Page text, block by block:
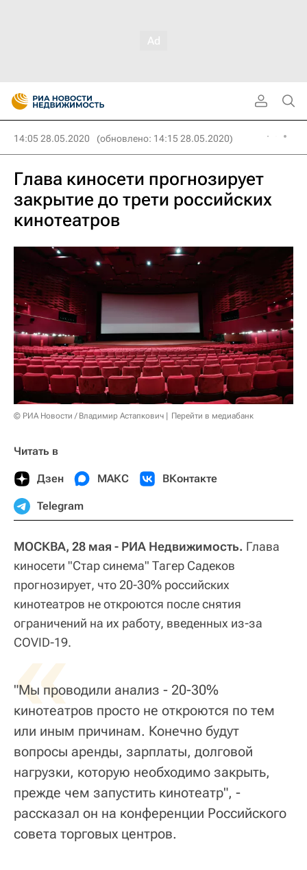
14:05 28.05.2020 (обновлено: 14:15 28.05.2020)
Глава киносети прогнозирует
закрытие до трети российских
кинотеатров
© РИА Новости / Владимир Астапкович Перейти в медиабанк
Читать в
Дзен МАКС ВКонтакте
Telegram
МОСКВА, 28 мая - РИА Недвижимость. Глава
киносети "Стар синема" Тагер Садеков
прогнозирует, что 20-30% российских
кинотеатров не откроются после снятия
ограничений на их работу, введенных из-за
COVID-19.
«
"Мы проводили анализ - 20-30%
кинотеатров просто не откроются по тем
или иным причинам. Конечно будут
вопросы аренды, зарплаты, долговой
нагрузки, которую необходимо закрыть,
прежде чем запустить кинотеатр", -
рассказал он на конференции Российского
совета торговых центров.